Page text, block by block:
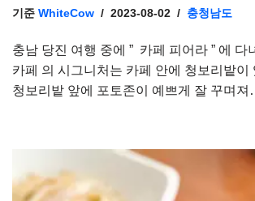
기준 WhiteCow 2023-08-02 충청남도
충남 당진 여행 중에 ” 카페 피어라 ” 에 다
카페 의 시그니처는 카페 안에 청보리밭이
청보리밭 앞에 포토존이 예쁘게 잘 꾸며